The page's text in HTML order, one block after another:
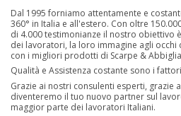
Dal 1995 forniamo attentamente e
360° in Italia e all'estero. Con oltre
di 4.000 testimonianze il nostro obiettivo
dei lavoratori, la loro immagine agli occhi
con i migliori prodotti di Scarpe &
Qualità e Assistenza costante sono i
Grazie ai nostri consulenti esperti,
diventeremo il tuo nuovo partner sul
maggior parte dei lavoratori Italiani.